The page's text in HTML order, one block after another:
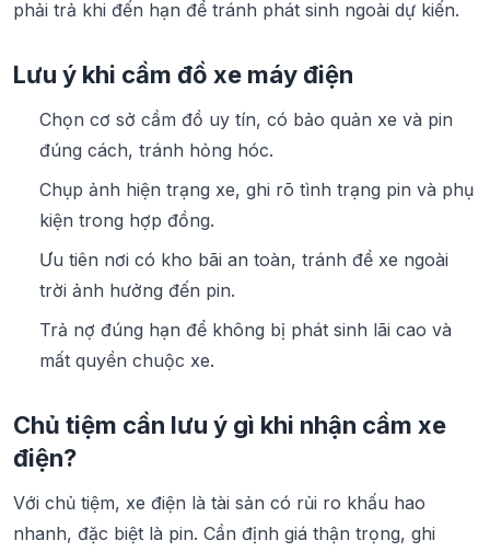
phải trả khi đến hạn để tránh phát sinh ngoài dự kiến.
Lưu ý khi cầm đồ xe máy điện
Chọn cơ sở cầm đồ uy tín, có bảo quản xe và pin
đúng cách, tránh hỏng hóc.
Chụp ảnh hiện trạng xe, ghi rõ tình trạng pin và phụ
kiện trong hợp đồng.
Ưu tiên nơi có kho bãi an toàn, tránh để xe ngoài
trời ảnh hưởng đến pin.
Trả nợ đúng hạn để không bị phát sinh lãi cao và
mất quyền chuộc xe.
Chủ tiệm cần lưu ý gì khi nhận cầm xe
điện?
Với chủ tiệm, xe điện là tài sản có rủi ro khấu hao
nhanh, đặc biệt là pin. Cần định giá thận trọng, ghi